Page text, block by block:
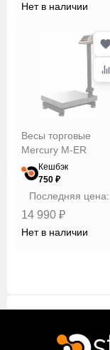
Нет в наличии
Весы торговые
Mercury M-ER
Кешбэк
750 ₽
Последняя цена:
14 990 ₽
Нет в наличии